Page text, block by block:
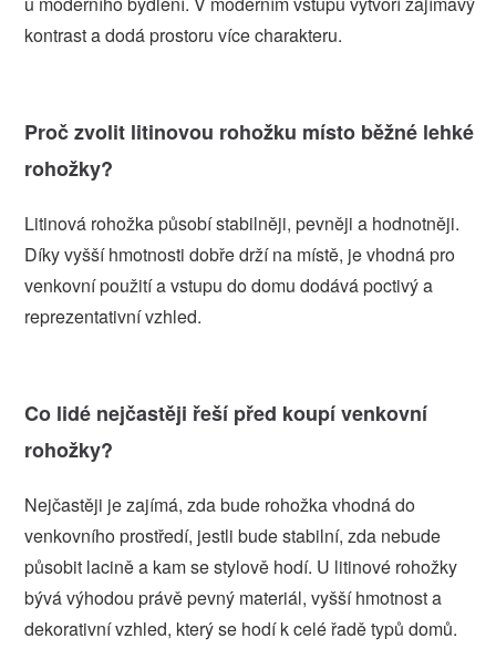
kontrast a dodá prostoru více charakteru.
Proč zvolit litinovou rohožku místo běžné lehké
rohožky?
Litinová rohožka působí stabilněji, pevněji a hodnotněji.
Díky vyšší hmotnosti dobře drží na místě, je vhodná pro
venkovní použití a vstupu do domu dodává poctivý a
reprezentativní vzhled.
Co lidé nejčastěji řeší před koupí venkovní
rohožky?
Nejčastěji je zajímá, zda bude rohožka vhodná do
venkovního prostředí, jestli bude stabilní, zda nebude
působit lacině a kam se stylově hodí. U litinové rohožky
bývá výhodou právě pevný materiál, vyšší hmotnost a
dekorativní vzhled, který se hodí k celé řadě typů domů.